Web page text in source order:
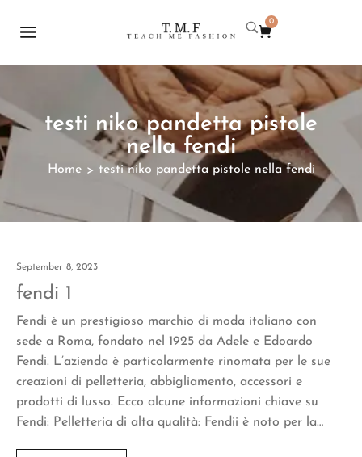
0
testi niko pandetta pistole
nella fendi
Home > testi niko pandetta pistole nella fendi
September 8, 2023
fendi 1
Fendi è un prestigioso marchio di moda italiano con
sede a Roma, fondato nel 1925 da Adele e Edoardo
Fendi. L’azienda è particolarmente rinomata per le sue
creazioni di pelletteria, abbigliamento, accessori e
prodotti di lusso. Ecco alcune informazioni chiave su
Fendi: Pelletteria di alta qualità: Fendii è noto per la…